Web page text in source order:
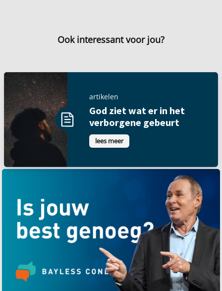
Ook interessant voor jou?
artikelen
God ziet wat er in het
verborgene gebeurt
lees meer